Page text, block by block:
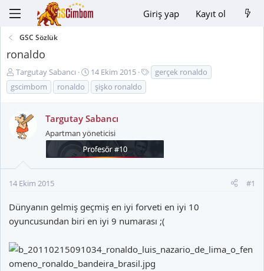
Giriş yap Kayıt ol
GSC Sözlük
ronaldo
K
o
n
y
u
B
a
a
n
Targutay Sabancı
B
a
ş
a
n
g
ı
i
h
14 Ekim 2015
t
l
gerçek ronaldo
gscimbom
ronaldo şişko ronaldo
Targutay Sabancı
Apartman yöneticisi
14 Ekim 2015 #1
Dünyanın gelmiş geçmiş en iyi forveti en iyi 10
oyuncusundan biri en iyi 9 numarası ;(